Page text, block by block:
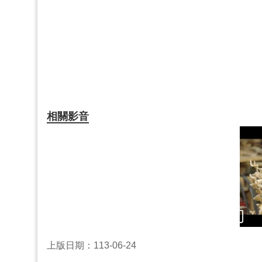
相關影音
上版日期：113-06-24